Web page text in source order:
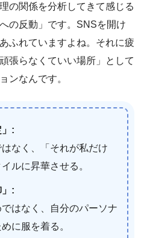
の関係を分析してきて感じる
の反動」です。SNSを開け
ふれていますよね。それに疲
張らなくていい場所」として
ンなんです。
:
なく、「それが私だけ
ルに昇華させる。
:
はなく、自分のパーソナ
に服を着る。